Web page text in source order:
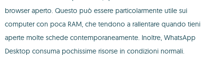
browser aperto. Questo può essere particolarmente utile sui
computer con poca RAM, che tendono a rallentare quando tieni
aperte molte schede contemporaneamente. Inoltre, WhatsApp
Desktop consuma pochissime risorse in condizioni normali.